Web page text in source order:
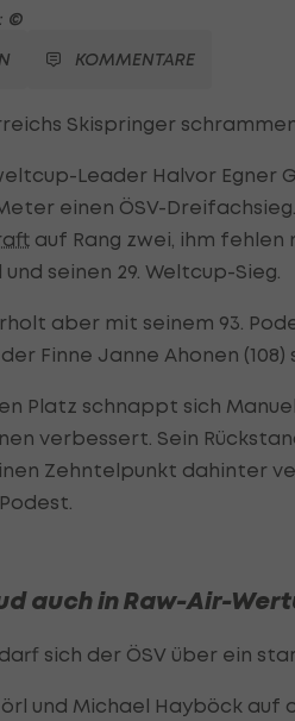
©
KOMMENTARE
Skispringer
Leader Halvor Egner
Meter einen ÖSV-
auf Rang zwei, ihm fehlen
seinen 29. Weltcup-Sieg.
aber mit seinem 93.
Finne Janne Ahonen
Platz schnappt sich
verbessert. Sein
Zehntelpunkt dahinter
auch in Raw-Air-
sich der ÖSV über ein
und Michael Hayböck auf